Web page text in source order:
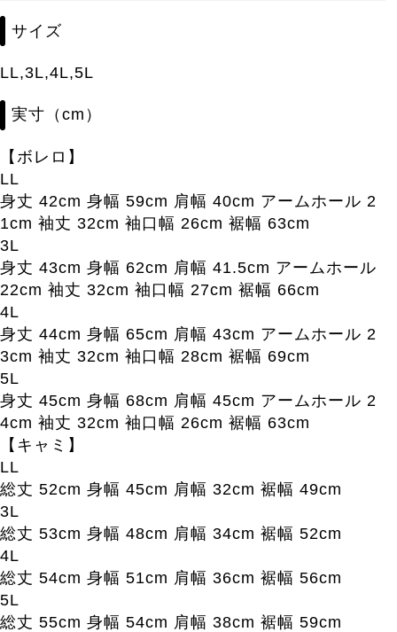
サイズ
LL,3L,4L,5L
実寸（cm）
【ボレロ】
LL
身丈 42cm 身幅 59cm 肩幅 40cm アームホール 2
1cm 袖丈 32cm 袖口幅 26cm 裾幅 63cm
3L
身丈 43cm 身幅 62cm 肩幅 41.5cm アームホール
22cm 袖丈 32cm 袖口幅 27cm 裾幅 66cm
4L
身丈 44cm 身幅 65cm 肩幅 43cm アームホール 2
3cm 袖丈 32cm 袖口幅 28cm 裾幅 69cm
5L
身丈 45cm 身幅 68cm 肩幅 45cm アームホール 2
4cm 袖丈 32cm 袖口幅 26cm 裾幅 63cm
【キャミ】
LL
総丈 52cm 身幅 45cm 肩幅 32cm 裾幅 49cm
3L
総丈 53cm 身幅 48cm 肩幅 34cm 裾幅 52cm
4L
総丈 54cm 身幅 51cm 肩幅 36cm 裾幅 56cm
5L
総丈 55cm 身幅 54cm 肩幅 38cm 裾幅 59cm